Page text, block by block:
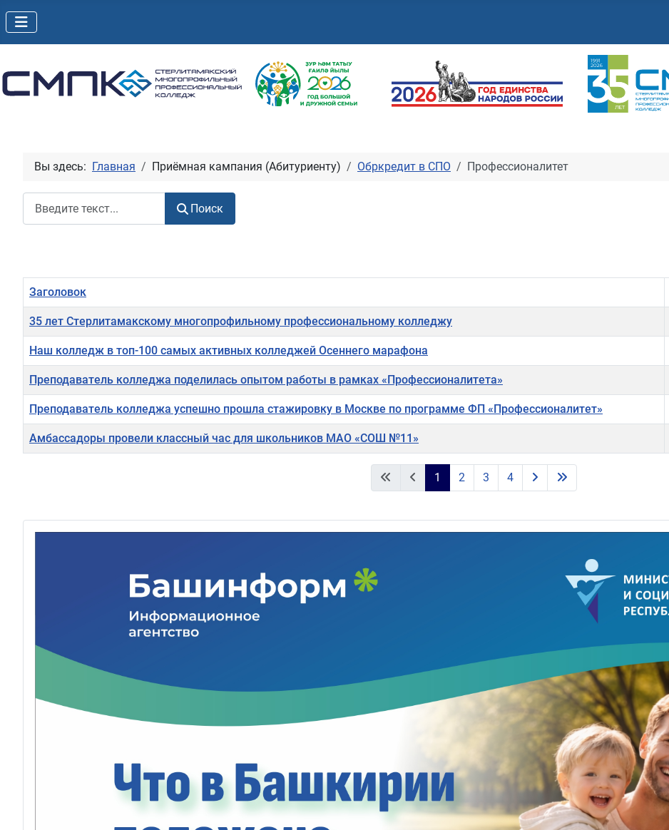
Вы здесь: Главная Приёмная кампания (Абитуриенту) Обркредит в СПО Профессионалитет
Поиск
Заголовок
35 лет Стерлитамакскому многопрофильному профессиональному колледжу
Наш колледж в топ-100 самых активных колледжей Осеннего марафона
Преподаватель колледжа поделилась опытом работы в рамках «Профессионалитета»
Преподаватель колледжа успешно прошла стажировку в Москве по программе ФП «Профессионалитет»
Амбассадоры провели классный час для школьников МАО «СОШ №11»
1 2 3 4